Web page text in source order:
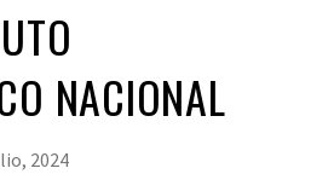
NACIONAL
2024